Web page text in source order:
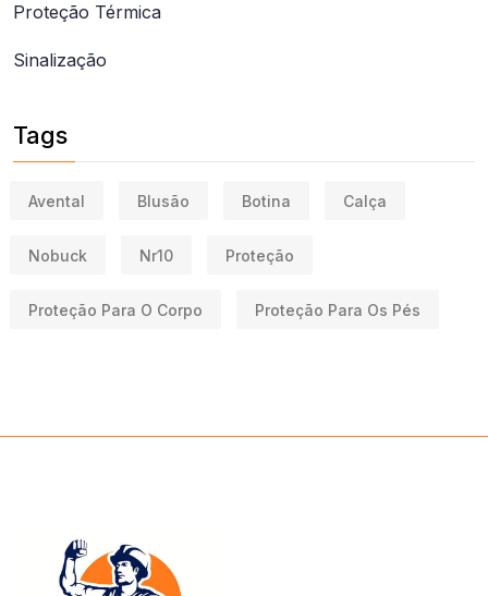
Proteção Térmica
Sinalização
Tags
Avental Blusão Botina Calça
Nobuck Nr10 Proteção
Proteção Para O Corpo Proteção Para Os Pés